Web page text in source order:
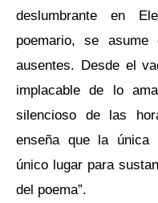
deslumbrante en
poemario, se
ausentes. Desde el
implacable de lo
silencioso de las
enseña que la única
único lugar para
del poema”.